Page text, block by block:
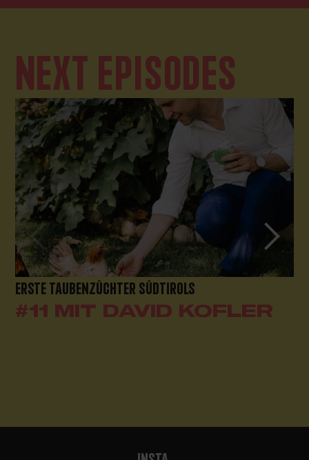
NEXT EPISODES
ERSTE TAUBENZÜCHTER SÜDTIROLS
#11 MIT DAVID KOFLER